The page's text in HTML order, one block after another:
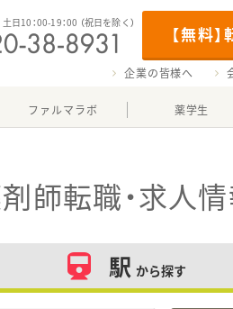
【無料
日10：00-19：00 （祝日を除く）
企業の皆様へ
ファルマラボ 薬学生
師転職・求人
駅 から探す